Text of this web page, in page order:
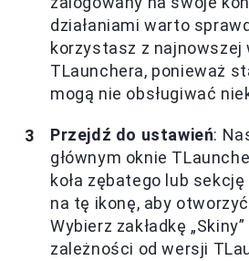
działaniami warto
korzystasz z najnowszej
TLaunchera, ponieważ
mogą nie obsługiwać
Przejdź do ustawień:
głównym oknie
koła zębatego lub
na tę ikonę, aby
Wybierz zakładkę
zależności od wersji